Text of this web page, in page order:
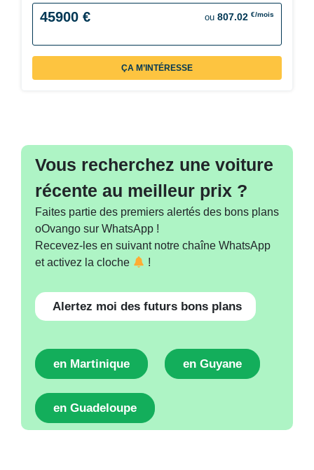
45900 € ou 807.02 €/mois
ÇA M’INTÉRESSE
Vous recherchez une voiture
récente au meilleur prix ?
Faites partie des premiers alertés des bons plans
oOvango sur WhatsApp !
Recevez-les en suivant notre chaîne WhatsApp
et activez la cloche
!
Alertez moi des futurs bons plans
en Martinique en Guyane
en Guadeloupe